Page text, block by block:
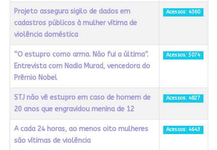
Projeto assegura sigilo de dados em
cadastros públicos à mulher vítima de
violência doméstica
Acessos: 4360
“O estupro como arma. Não fui a última”.
Entrevista com Nadia Murad, vencedora do
Prêmio Nobel
Acessos: 5074
STJ não vê estupro em caso de homem de
20 anos que engravidou menina de 12
Acessos: 4827
A cada 24 horas, ao menos oito mulheres
são vítimas de violência
Acessos: 4643